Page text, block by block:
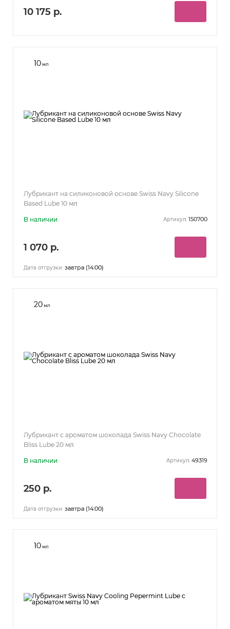
10 175 р.
10мл
Лубрикант на силиконовой основе Swiss Navy Silicone
Based Lube 10 мл
В наличии Артикул: 150700
1 070 р.
Дата отгрузки: завтра (14:00)
20мл
Лубрикант с ароматом шоколада Swiss Navy Chocolate
Bliss Lube 20 мл
В наличии Артикул: 49319
250 р.
Дата отгрузки: завтра (14:00)
10мл